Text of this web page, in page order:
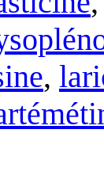
,